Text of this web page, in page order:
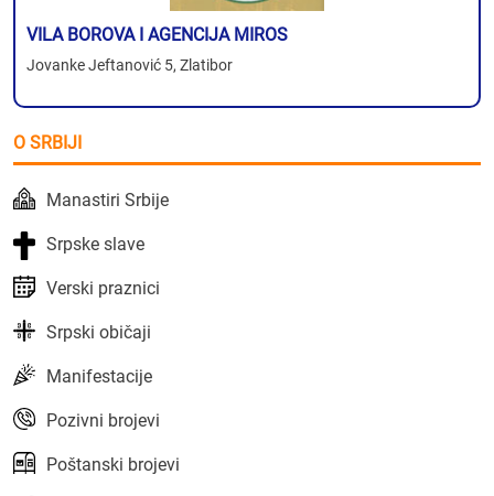
VILA BOROVA I AGENCIJA MIROS
Jovanke Jeftanović 5, Zlatibor
O SRBIJI
Manastiri Srbije
Srpske slave
Verski praznici
Srpski običaji
Manifestacije
Pozivni brojevi
Poštanski brojevi